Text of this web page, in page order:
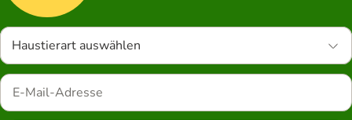
Haustierart auswählen